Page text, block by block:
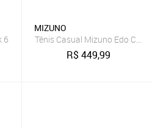
6
MIZUNO
Tênis Casual Mizuno Edo Cross
R$449,99